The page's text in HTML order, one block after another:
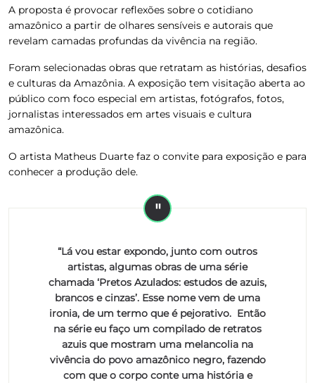
A proposta é provocar reflexões sobre o cotidiano
amazônico a partir de olhares sensíveis e autorais que
revelam camadas profundas da vivência na região.
Foram selecionadas obras que retratam as histórias, desafios
e culturas da Amazônia. A exposição tem visitação aberta ao
público com foco especial em artistas, fotógrafos, fotos,
jornalistas interessados em artes visuais e cultura
amazônica.
O artista Matheus Duarte faz o convite para exposição e para
conhecer a produção dele.
“Lá vou estar expondo, junto com outros
artistas, algumas obras de uma série
chamada ‘Pretos Azulados: estudos de azuis,
brancos e cinzas’. Esse nome vem de uma
ironia, de um termo que é pejorativo. Então
na série eu faço um compilado de retratos
azuis que mostram uma melancolia na
vivência do povo amazônico negro, fazendo
com que o corpo conte uma história e